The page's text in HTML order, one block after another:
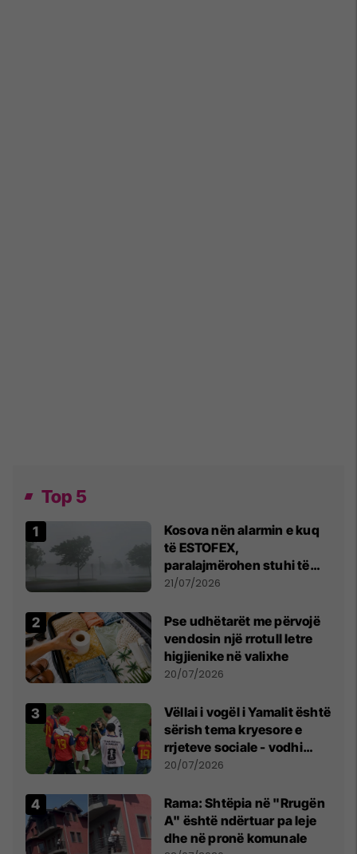
Top 5
Kosova nën alarmin e kuq
të ESTOFEX,
paralajmërohen stuhi të
fuqishme me breshër dhe
21/07/2026
Pse udhëtarët me përvojë
vendosin një rrotull letre
higjienike në valixhe
20/07/2026
Vëllai i vogël i Yamalit është
sërish tema kryesore e
rrjeteve sociale - vodhi
vëmendjen pas finales së
20/07/2026
Rama: Shtëpia në "Rrugën
A" është ndërtuar pa leje
dhe në pronë komunale